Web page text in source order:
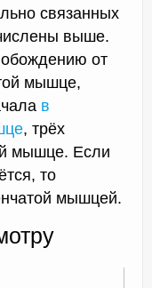
связанных
выше.
от
мышце,
в
, трёх
мышце. Если
то
мышцей.